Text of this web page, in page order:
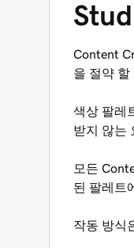
Content
을 절약 할
색상 팔레
받지 않는
모든
된 팔레트
작동 방식